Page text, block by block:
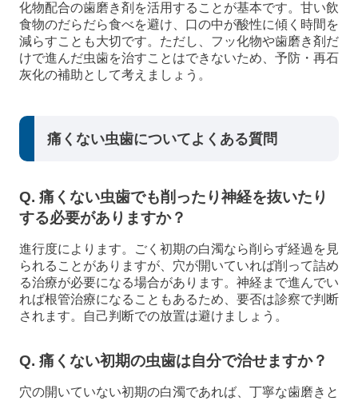
化物配合の歯磨き剤を活用することが基本です。甘い飲
食物のだらだら食べを避け、口の中が酸性に傾く時間を
減らすことも大切です。ただし、フッ化物や歯磨き剤だ
けで進んだ虫歯を治すことはできないため、予防・再石
灰化の補助として考えましょう。
痛くない虫歯についてよくある質問
Q. 痛くない虫歯でも削ったり神経を抜いたり
する必要がありますか？
進行度によります。ごく初期の白濁なら削らず経過を見
られることがありますが、穴が開いていれば削って詰め
る治療が必要になる場合があります。神経まで進んでい
れば根管治療になることもあるため、要否は診察で判断
されます。自己判断での放置は避けましょう。
Q. 痛くない初期の虫歯は自分で治せますか？
穴の開いていない初期の白濁であれば、丁寧な歯磨きと